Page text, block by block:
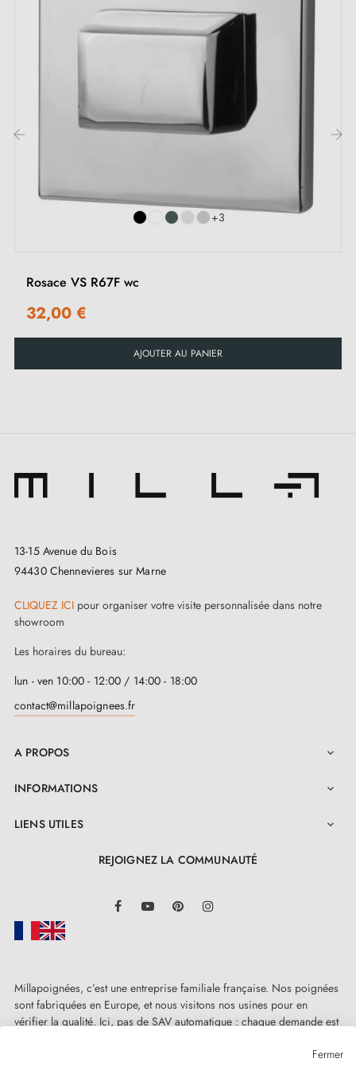
ovale, rectangulaire, cachée) est une solution
intemporelle et universelle. Pour cette poignée, les
rosaces disponibles sont à clé I, clé L ou
condamnation. Nous évoquons les différents types de
rosaces dans cetarticle.
condamnation
adaptée à vos besoins.
3. Les types de serrures de porte et la
différence entre serrures de chambre,
serrures à barillet et serrures à condamnation
+3
Rosace VS R67F wc
32,00 €
AJOUTER AU PANIER
13-15 Avenue du Bois
94430 Chennevieres sur Marne
CLIQUEZ ICI pour organiser votre visite personnalisée dans notre
showroom
Les horaires du bureau:
lun - ven 10:00 - 12:00 / 14:00 - 18:00
contact@millapoignees.fr
A PROPOS 
INFORMATIONS 
LIENS UTILES 
REJOIGNEZ LA COMMUNAUTÉ
FacebookYouTube Pinterest
Millapoignées, c’est une entreprise familiale française. Nos poignées
sont fabriquées en Europe, et nous visitons nos usines pour en
vérifier la qualité. Ici, pas de SAV automatique : chaque demande est
Fermer